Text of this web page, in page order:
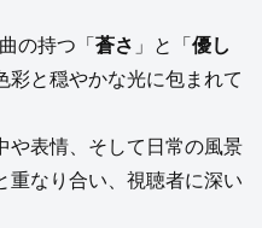
の持つ「 蒼さ 」と「 優し
彩と穏やかな光に包まれて
や表情、そして日常の風景
重なり合い、視聴者に深い